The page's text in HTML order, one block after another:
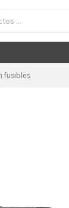
fusibles